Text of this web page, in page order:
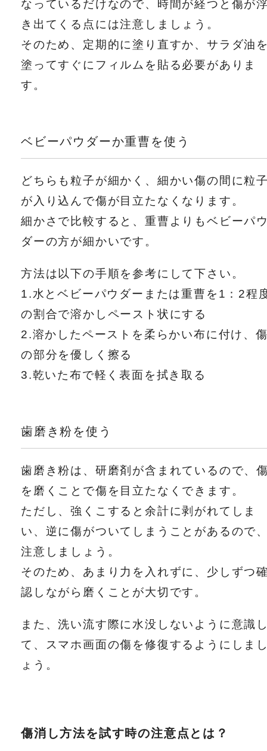
なっているだけなので、時間が経つと傷が
き出てくる点には注意しましょう。
そのため、定期的に塗り直すか、サラダ油
塗ってすぐにフィルムを貼る必要がありま
す。
ベビーパウダーか重曹を使う
どちらも粒子が細かく、細かい傷の間に粒
が入り込んで傷が目立たなくなります。
細かさで比較すると、重曹よりもベビーパ
ダーの方が細かいです。
方法は以下の手順を参考にして下さい。
1.水とベビーパウダーまたは重曹を1：2程
の割合で溶かしペースト状にする
2.溶かしたペーストを柔らかい布に付け、
の部分を優しく擦る
3.乾いた布で軽く表面を拭き取る
歯磨き粉を使う
歯磨き粉は、研磨剤が含まれているので、
を磨くことで傷を目立たなくできます。
ただし、強くこすると余計に剥がれてしま
い、逆に傷がついてしまうことがあるので
注意しましょう。
そのため、あまり力を入れずに、少しずつ
認しながら磨くことが大切です。
また、洗い流す際に水没しないように意識
て、スマホ画面の傷を修復するようにしま
ょう。
傷消し方法を試す時の注意点とは？